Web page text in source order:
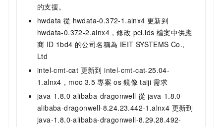
的支援。
hwdata 從 hwdata-0.372-1.alnx4 更新到
hwdata-0.372-2.alnx4，修改 pci.ids 檔案中供應
商 ID 1bd4 的公司名稱為 IEIT SYSTEMS Co.,
Ltd
intel-cmt-cat 更新到 intel-cmt-cat-25.04-
1.alnx4，moc 3.5 專案 os 鏡像 taiji 需求
java-1.8.0-alibaba-dragonwell 從 java-1.8.0-
alibaba-dragonwell-8.24.23.442-1.alnx4 更新到
java-1.8.0-alibaba-dragonwell-8.29.28.492-